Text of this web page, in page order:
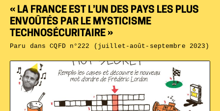
« LA FRANCE EST L’UN DES PAYS LES PLUS
ENVOÛTÉS PAR LE MYSTICISME
TECHNOSÉCURITAIRE »
Paru dansCQFD n°222 (juillet-août-septembre 2023)